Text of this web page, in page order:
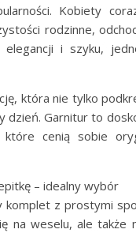
Kobiety
rodzinne,
i szyku,
która nie tylko
Garnitur to
cenią sobie
– idealny wybór
z prostymi
na weselu, ale także